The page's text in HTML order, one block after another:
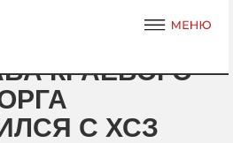
КРАЕВОГО
С ХСЗ